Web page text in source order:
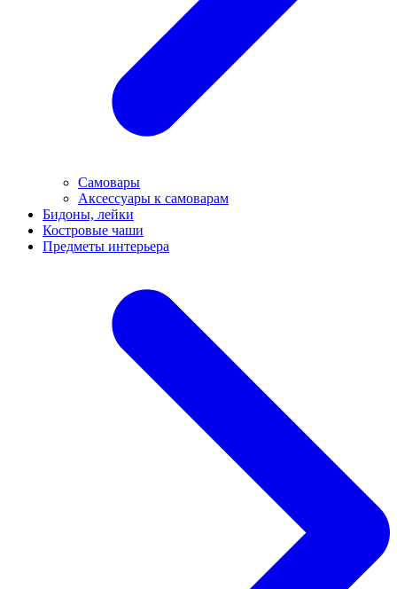
Самовары
Аксессуары к самоварам
Бидоны, лейки
Костровые чаши
Предметы интерьера